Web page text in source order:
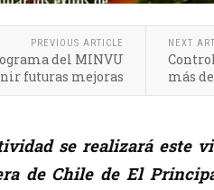
PREVIOUS ARTICLE
del MINVU
futuras mejoras
NEXT
más
se realizará este
de Chile de El